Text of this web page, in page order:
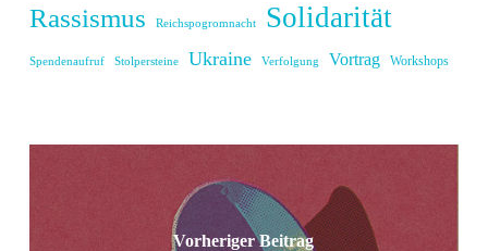
Rassismus Reichspogromnacht Solidarität
Spendenaufruf Stolpersteine Ukraine Verfolgung Vortrag Workshops
Vorheriger Beitrag